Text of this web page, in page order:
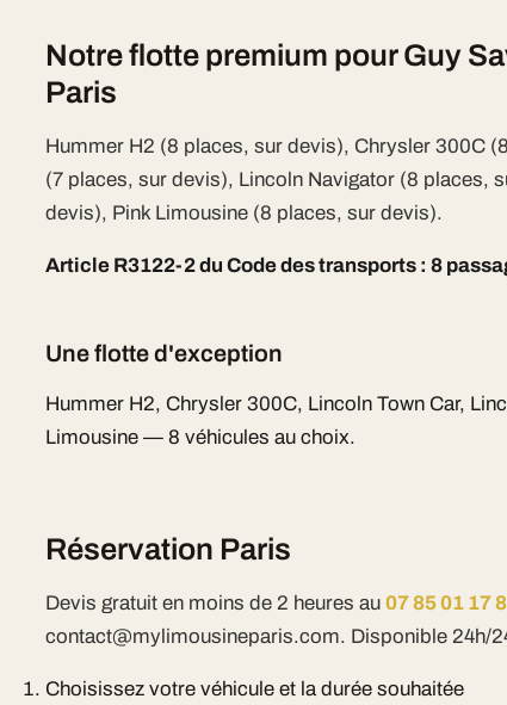
Notre flotte premium pour Guy
Paris
Hummer H2 (8 places, sur devis), Chrysler 300C
(7 places, sur devis), Lincoln Navigator (8 places,
devis), Pink Limousine (8 places, sur devis).
Article R3122-2 du Code des transports : 8
Une flotte d'exception
Hummer H2, Chrysler 300C, Lincoln Town Car,
Limousine — 8 véhicules au choix.
Réservation Paris
Devis gratuit en moins de 2 heures au07 85 01 17
contact@mylimousineparis.com. Disponible 24h/
Choisissez votre véhicule et la durée souhaitée